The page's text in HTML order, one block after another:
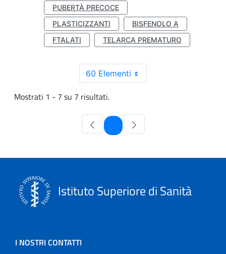
PUBERTÀ PRECOCE
PLASTICIZZANTI
BISFENOLO A
FTALATI
TELARCA PREMATURO
60 Elementi
Mostrati 1 - 7 su 7 risultati.
Pagina
Istituto Superiore di Sanità
I NOSTRI CONTATTI